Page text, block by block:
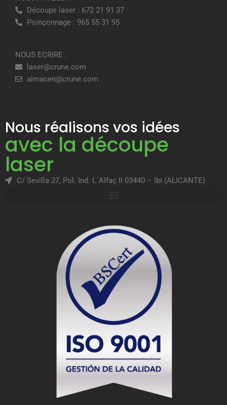
Découpe laser : 672 21 91 37
Poinçonnage : 965 55 31 95
NOUS ECRIRE :
laser@crune.com
almacen@crune.com
Nous réalisons vos idées
avec la découpe
laser
C/ Sevilla 27, Pol. Ind. L´Alfaç II 03440 – Ibi (ALICANTE)